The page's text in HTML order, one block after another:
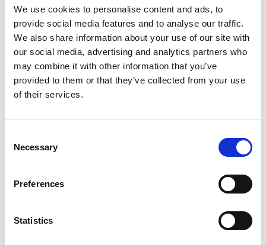
We use cookies to personalise content and ads, to
provide social media features and to analyse our traffic.
We also share information about your use of our site with
our social media, advertising and analytics partners who
may combine it with other information that you’ve
provided to them or that they’ve collected from your use
of their services.
Selection
Necessary
Preferences
Statistics
av vårt svenska kulturarv, där det vita guldet formats
och dekorerats i över hundra år. I de gamla
porslinsfabrikerna finns numera inte mindre än 150
butiker och företag, så här kan ni botanisera hela
eftermiddagen. Kärnan ärRörstrand Museum
hittar gedigna samlingar av porslin som spänner över
nästan tre århundraden. Det äldsta porslinet som